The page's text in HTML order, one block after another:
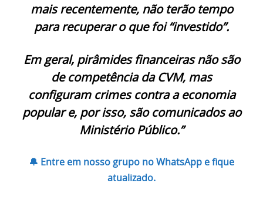
mais recentemente, não terão tempo
para recuperar o que foi “investido”.
Em geral, pirâmides financeiras não são
de competência da CVM, mas
configuram crimes contra a economia
popular e, por isso, são comunicados ao
Ministério Público.”
🔔 Entre em nosso grupo no WhatsApp e fique
atualizado.